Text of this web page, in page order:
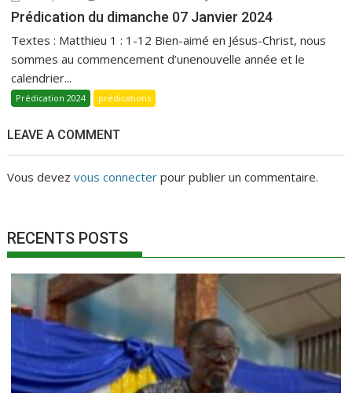
Prédication du dimanche 07 Janvier 2024
Textes : Matthieu 1 : 1-12 Bien-aimé en Jésus-Christ, nous
sommes au commencement d’unenouvelle année et le
calendrier...
Prédication 2024 prédications
LEAVE A COMMENT
Vous devezvous connecter pour publier un commentaire.
RECENTS POSTS